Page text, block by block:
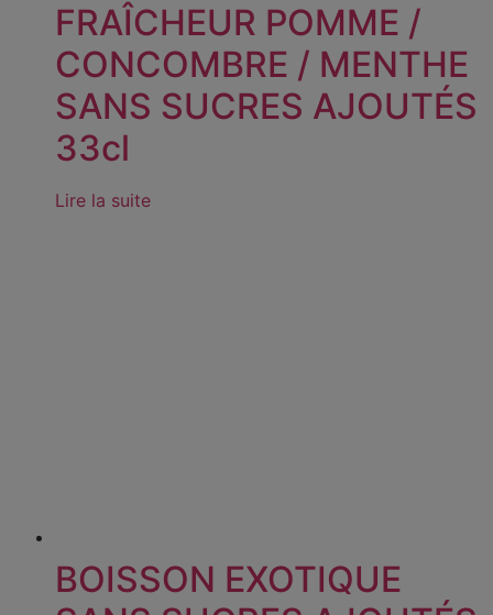
FRAÎCHEUR POMME /
CONCOMBRE / MENTHE
SANS SUCRES AJOUTÉS
33cl
Lire la suite
BOISSON EXOTIQUE